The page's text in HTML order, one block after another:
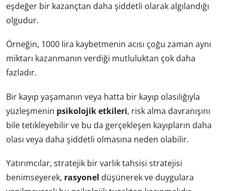
eşdeğer bir kazançtan daha şiddetli olarak algılandığı
olgudur.
Örneğin, 1000 lira kaybetmenin acısı çoğu zaman aynı
miktarı kazanmanın verdiği mutluluktan çok daha
fazladır.
Bir kayıp yaşamanın veya hatta bir kayıp olasılığıyla
yüzleşmenin psikolojik etkileri, risk alma davranışını
bile tetikleyebilir ve bu da gerçekleşen kayıpların daha
olası veya daha şiddetli olmasına neden olabilir.
Yatırımcılar, stratejik bir varlık tahsisi stratejisi
benimseyerek, rasyonel düşünerek ve duygulara